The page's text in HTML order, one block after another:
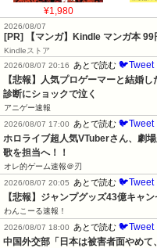
¥1,980
2026/08/07
[PR] 【マンガ】Kindle マンガ本 99
Kindleストア
2026/08/07 20:16
あとで読む 🐦Tweet
【悲報】人気プロゲーマーと結婚
診断にショックで泣く
アニゲー速報
2026/08/07 17:00
あとで読む 🐦Tweet
ホロライブ超人気VTuberさん、劇
歌を担当へ！！
オレ的ゲーム速報＠刃
2026/08/07 20:05
あとで読む 🐦Tweet
【悲報】ジャンプグッズ43億キャ
わんこーる速報！
2026/08/07 18:00
あとで読む 🐦Tweet
中国外交部「日本は被害者面やめて